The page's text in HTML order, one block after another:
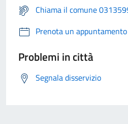
Chiama il comune
Prenota un appuntamento
Problemi in città
Segnala disservizio